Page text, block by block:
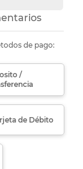
de pago:
/
de Débito